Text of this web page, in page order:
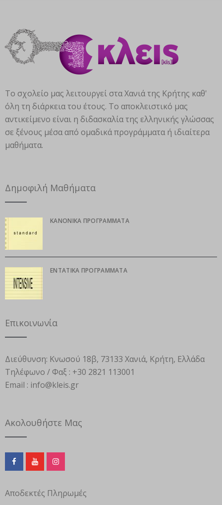
Το σχολείο μας λειτουργεί στα Χανιά της Κρήτης καθ'
όλη τη διάρκεια του έτους. Το αποκλειστικό μας
αντικείμενο είναι η διδασκαλία της ελληνικής γλώσσας
σε ξένους μέσα από ομαδικά προγράμματα ή ιδιαίτερα
μαθήματα.
Δημοφιλή Μαθήματα
ΚΑΝΟΝΙΚΆ ΠΡΟΓΡΆΜΜΑΤΑ
ΕΝΤΑΤΙΚΆ ΠΡΟΓΡΆΜΜΑΤΑ
Επικοινωνία
Διεύθυνση: Κνωσού 18β, 73133 Χανιά, Κρήτη, Ελλάδα
Τηλέφωνο / Φαξ : +30 2821 113001
Email : info@kleis.gr
Ακολουθήστε Μας
Αποδεκτές Πληρωμές